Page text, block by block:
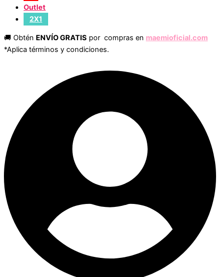
Outlet
2X1
🚚 Obtén ENVÍO GRATIS por compras en maemioficial.com
*Aplica términos y condiciones.